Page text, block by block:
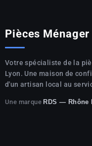
Pièces Ménager
Votre spécialiste de la
Lyon. Une maison de
d'un artisan local au
Une marque RDS — Rhône